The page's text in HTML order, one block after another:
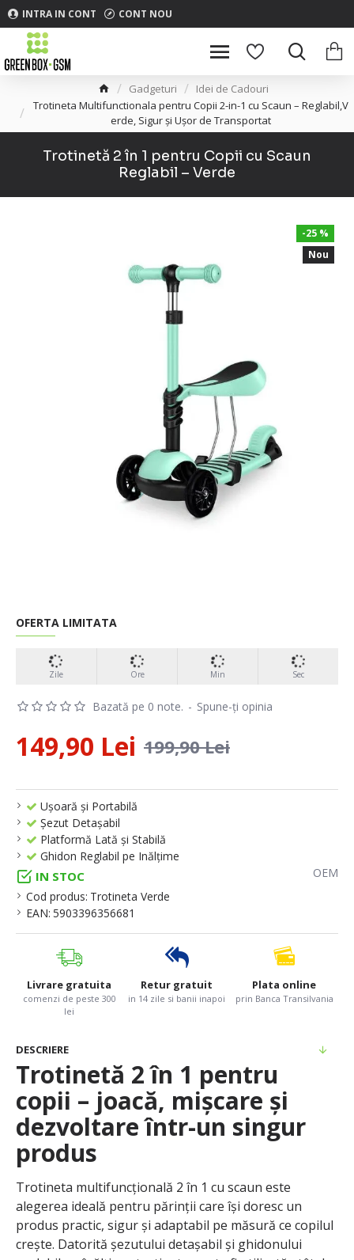
INTRA IN CONT CONT NOU
Gadgeturi
Idei de Cadouri
Trotineta Multifunctionala pentru Copii 2-in-1 cu Scaun – Reglabil,V
erde, Sigur și Ușor de Transportat
Trotinetă 2 în 1 pentru Copii cu Scaun
Reglabil – Verde
Nou
-25 %
Ușoară și Portabilă
Șezut Detașabil
Platformă Lată și Stabilă
Ghidon Reglabil pe Inălțime
IN STOC
Cod produs: Trotineta Verde
EAN: 5903396356681
OEM
Bazată pe 0 note. - Spune-ţi opinia
OFERTA LIMITATA
Zile Ore Min Sec
149,90 Lei 199,90 Lei
Livrare gratuita
comenzi de peste 300
lei
Retur gratuit
in 14 zile si banii inapoi
Plata online
prin Banca Transilvania
DESCRIERE
Trotinetă 2 în 1 pentru
copii – joacă, mișcare și
dezvoltare într-un singur
produs
Trotineta multifuncțională 2 în 1 cu scaun este
alegerea ideală pentru părinții care își doresc un
produs practic, sigur și adaptabil pe măsură ce copilul
crește. Datorită șezutului detașabil și ghidonului